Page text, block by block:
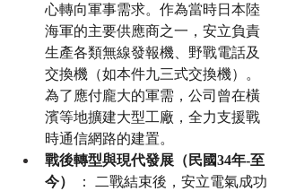
心轉向軍事需求。作為當時日本陸
海軍的主要供應商之一，安立負責
生產各類無線發報機、野戰電話及
交換機（如本件九三式交換機）。
為了應付龐大的軍需，公司曾在橫
濱等地擴建大型工廠，全力支援戰
時通信網路的建置。
戰後轉型與現代發展（民國34年-至
今）
： 二戰結束後，安立電氣成功